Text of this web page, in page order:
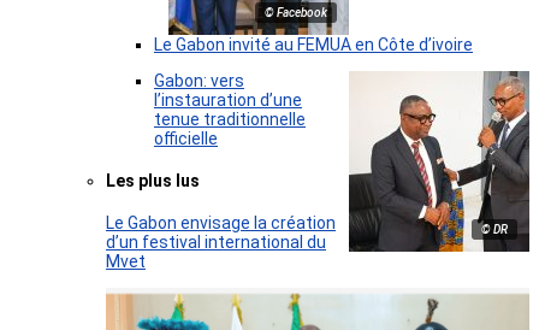
© Facebook
Le Gabon invité au FEMUA en Côte d’ivoire
© DR
Gabon: vers
l’instauration d’une
tenue traditionnelle
officielle
Les plus lus
Le Gabon envisage la création
d’un festival international du
Mvet